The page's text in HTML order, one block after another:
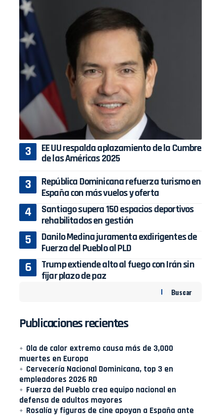
EE UU respalda aplazamiento de la Cumbre
de las Américas 2025
República Dominicana refuerza turismo en
España con más vuelos y oferta
Santiago supera 150 espacios deportivos
rehabilitados en gestión
Danilo Medina juramenta exdirigentes de
Fuerza del Pueblo al PLD
Trump extiende alto al fuego con Irán sin
fijar plazo de paz
Buscar
Publicaciones recientes
Ola de calor extremo causa más de 3,000
muertes en Europa
Cervecería Nacional Dominicana, top 3 en
empleadores 2026 RD
Fuerza del Pueblo crea equipo nacional en
defensa de adultos mayores
Rosalía y figuras de cine apoyan a España ante